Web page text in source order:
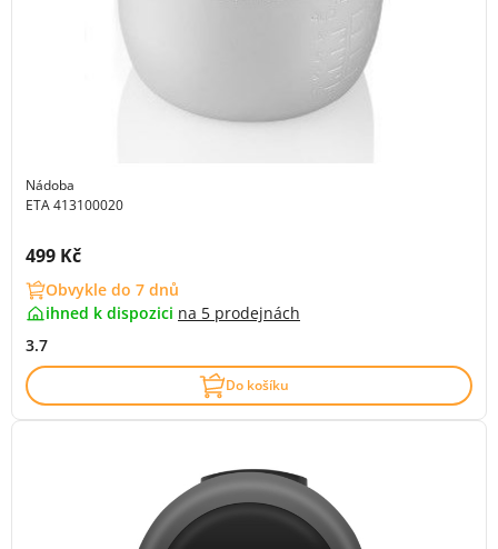
Nádoba
ETA 413100020
Cena s DPH:
499 Kč
Obvykle do 7 dnů
ihned k dispozici na 5 prodejnách
3.7
Do košíku